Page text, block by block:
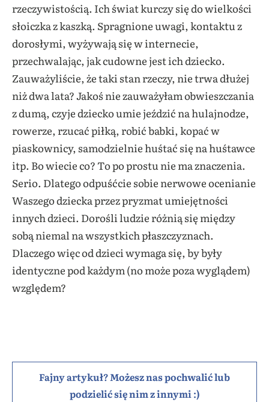
rzeczywistością. Ich świat kurczy się do wielkości
słoiczka z kaszką. Spragnione uwagi, kontaktu z
dorosłymi, wyżywają się w internecie,
przechwalając, jak cudowne jest ich dziecko.
Zauważyliście, że taki stan rzeczy, nie trwa dłużej
niż dwa lata? Jakoś nie zauważyłam obwieszczania
z dumą, czyje dziecko umie jeździć na hulajnodze,
rowerze, rzucać piłką, robić babki, kopać w
piaskownicy, samodzielnie huśtać się na huśtawce
itp. Bo wiecie co? To po prostu nie ma znaczenia.
Serio. Dlatego odpuśćcie sobie nerwowe ocenianie
Waszego dziecka przez pryzmat umiejętności
innych dzieci. Dorośli ludzie różnią się między
sobą niemal na wszystkich płaszczyznach.
Dlaczego więc od dzieci wymaga się, by były
identyczne pod każdym (no może poza wyglądem)
względem?
Fajny artykuł? Możesz nas pochwalić lub
podzielić się nim z innymi :)